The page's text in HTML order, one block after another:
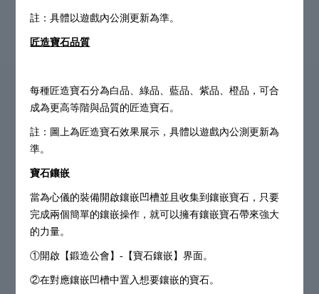
註：具體以遊戲內公測更新為準。
匠造寶石品質
每種匠造寶石分為白品、綠品、藍品、紫品、橙品，可合
成為更高等階與品質的匠造寶石。
註：圖上為匠造寶石效果展示，具體以遊戲內公測更新為
準。
寶石鑲嵌
當為心儀的裝備開啟鑲嵌凹槽並且收集到鑲嵌寶石，只要
完成兩個簡單的鑲嵌操作，就可以擁有鑲嵌寶石帶來強大
的力量。
①開啟【鍛造公會】-【寶石鑲嵌】界面。
②在對應鑲嵌凹槽中置入想要鑲嵌的寶石。